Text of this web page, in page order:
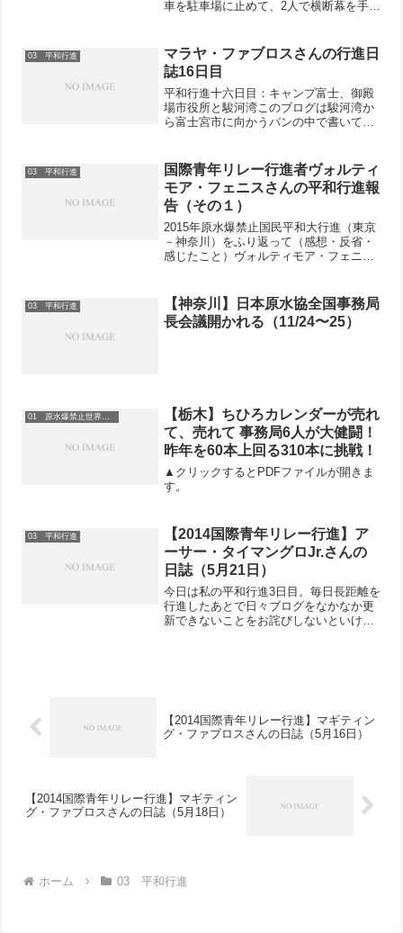
車を駐車場に止めて、2人で横断幕を手に
と大声で呼びかけて歩きました。山田議
員が昨夜私の訴えに...
03 平和行進
マラヤ・ファブロスさんの行進日
誌16日目
平和行進十六日目：キャンプ富士、御殿
場市役所と駿河湾このブログは駿河湾か
ら富士宮市に向かうバンの中で書いてい
正真正銘本物の焼きそばを食べるつもり
です！今朝は早めに用意し...
03 平和行進
国際青年リレー行進者ヴォルティ
モア・フェニスさんの平和行進報
告（その１）
2015年原水爆禁止国民平和大行進（東京
－神奈川）をふり返って（感想・反省・
感じたこと）ヴォルティモア・フェニス
ります。こんにちは！まず、このチャレ
ンジの機会をいただ...
03 平和行進
【神奈川】日本原水協全国事務局
長会議開かれる（11/24〜25）
01 原水爆禁止世界大会
【栃木】ちひろカレンダーが売れ
て、売れて 事務局6人が大健闘！
昨年を60本上回る310本に挑戦！
▲クリックするとPDFファイルが開きま
す。
03 平和行進
【2014国際青年リレー行進】ア
ーサー・タイマングロJr.さんの
日誌（5月21日）
今日は私の平和行進3日目。毎日長距離を
行進したあとで日々ブログをなかなか更
新できないことをお詫びしないといけま
【2014国際青年リレー行進】マギティン
グ・ファブロスさんの日誌（5月16日）
【2014国際青年リレー行進】マギティン
グ・ファブロスさんの日誌（5月18日）
ホーム 03 平和行進